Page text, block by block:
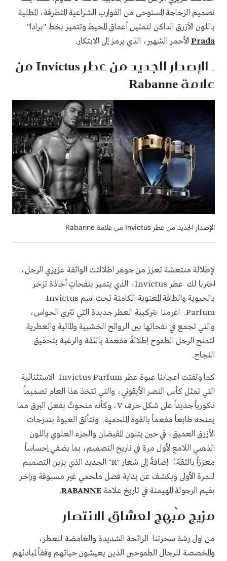
تصميم الزجاجة المستوحى من القوارب الشراعية المتطرفة، المطلية
باللون الأزرق الداكن لتمثيل أعماق المحيط وتتميز بخط "برادا"
Prada الأحمر الشهير، الذي يرمز إلى الابتكار.
ـ الإصدار الجديد من عطر Invictus من
علامة Rabanne
الإصدار الجديد من عطر Invictus من علامة Rabanne
لإطلالة منتعشة تعزز من جوهر اطلالتك الواثقة عزيزي الرجل،
اخترنا لك عطر Invictus، الذي يتميز بنفحاتٍ أخاذة تزخر
بالحيوية والطاقة المعنوية الكامنة تحت اسم Invictus
Parfum. اغرمنا بتركيبة العطر جديدة التي تثري الحواس،
والتي تجمع في نفحاتها بين الروائح الخشبية والمائية والعطرية
لتمنح الرجل الطموح إطلالةً مفعمة بالثقة والرغبة بتحقيق
النجاح.
كما ولفتت اعجابنا عبوة عطر Invictus Parfum الاستثنائية
التي تمثل كأس النصر الأيقوني، والتي تتخذ هذا العام تصميماً
ذكورياً جديداً على شكل حرف V، وكأنه منحوتٌ بفعل البرق مما
يمنحه طابعاً مفعماً بالقوة الملحمية. وتتألق العبوة بتدرجات
الأزرق العميق، في حين يتلون المقبضان والجزء العلوي باللون
الذهبي اللامع لأول مرة في تاريخ التصميم، بما يضفي إحساساً
معززاً بالثقة؛ إضافةً إلى شعار "R" الجديد الذي يزين التصميم
للمرة الأولى ويكشف عن بداية فصل ملحمي غير مسبوقة وزاخر
بقيم الرجولة المهيمنة في تاريخ علامةRABANNE
.
مزيج مُبهج لعشاق الانتصار
من اول رشة سحرتنا الرائحة الشديدة والغامضة للعطر،
والمخصصة للرجال الطموحين الذين يعيشون حياتهم وفقاً لمبادئهم